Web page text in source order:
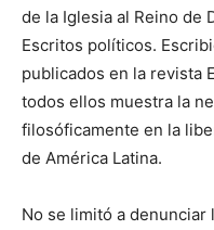
de la Iglesia al Reino de
Escritos políticos.
publicados en la revista
todos ellos muestra la
filosóficamente en la
de América Latina.
No se limitó a denunciar